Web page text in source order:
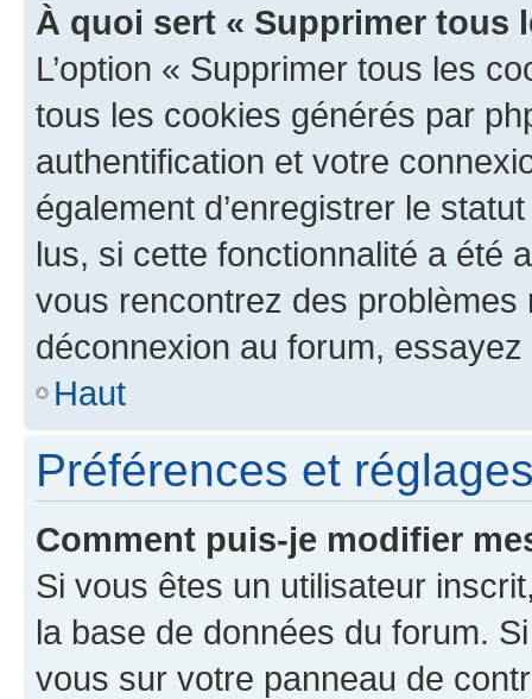
À quoi sert « Supprimer tous
L’option « Supprimer tous les
tous les cookies générés par
authentification et votre
également d’enregistrer le
lus, si cette fonctionnalité a été
vous rencontrez des
déconnexion au forum,
Haut
Préférences et
Comment puis-je modifier
Si vous êtes un utilisateur
la base de données du forum.
vous sur votre panneau de